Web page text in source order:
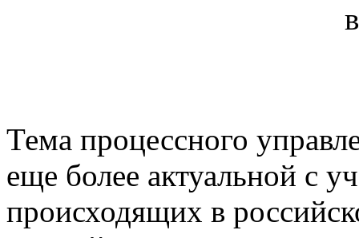
Тема процессного
еще более актуальной с
происходящих в